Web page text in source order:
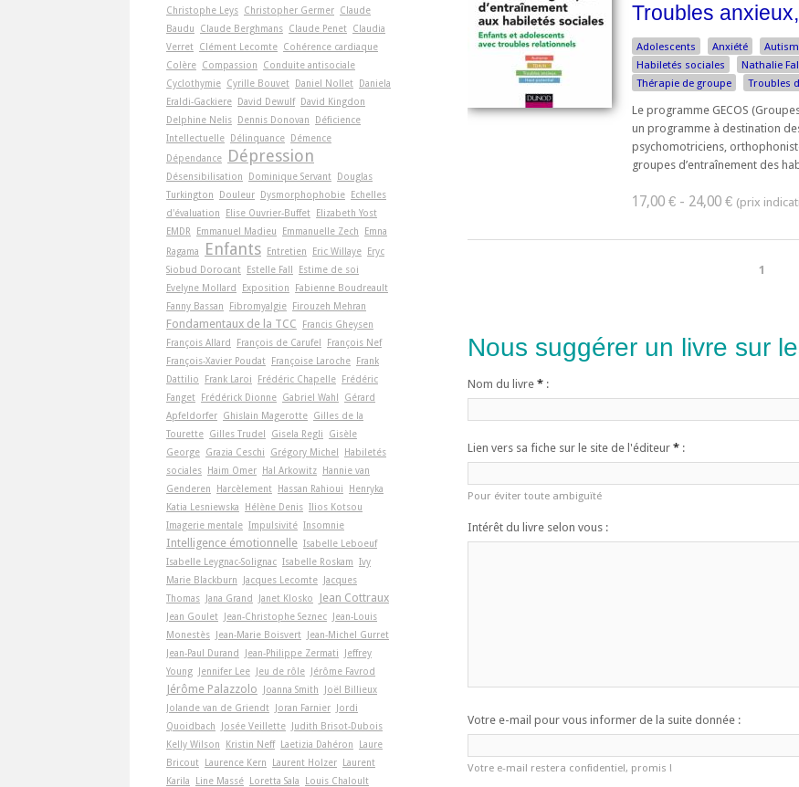
Troubles
Adolescents Anxiété
Habiletés sociales
Nathalie
Thérapie de groupe
Troubles
Le programme GECOS
un programme à destination
psychomotriciens,
groupes d’entraînement des
17,00 € - 24,00 €
1
Nous suggérer un livre sur
Nom du livre * :
Lien vers sa fiche sur le site de l'éditeur * :
Pour éviter toute ambiguïté
Intérêt du livre selon vous :
Votre e-mail pour vous informer de la suite donnée :
Votre e-mail restera confidentiel, promis !
Christophe Leys Christopher Germer Claude
Baudu
Claude Berghmans Claude Penet Claudia
Verret Clément Lecomte Cohérence cardiaque
Colère Compassion
Conduite antisociale
Cyclothymie Cyrille Bouvet Daniel Nollet Daniela
Eraldi-Gackiere David Dewulf David Kingdon
Delphine Nelis Dennis Donovan
Déficience
Intellectuelle Délinquance Démence
Dépendance
Dépression
Désensibilisation Dominique Servant Douglas
Turkington
Douleur Dysmorphophobie Echelles
d'évaluation
Elise Ouvrier-Buffet Elizabeth Yost
EMDR
Emmanuel Madieu Emmanuelle Zech
Emna
Ragama
Enfants Entretien Eric Willaye Eryc
Siobud Dorocant Estelle Fall
Estime de soi
Evelyne Mollard
Exposition
Fabienne Boudreault
Fanny Bassan
Fibromyalgie Firouzeh Mehran
Fondamentaux de la TCC
Francis Gheysen
François Allard
François de Carufel
François Nef
François-Xavier Poudat Françoise Laroche Frank
Dattilio
Frank Laroi Frédéric Chapelle Frédéric
Fanget Frédérick Dionne Gabriel Wahl
Gérard
Apfeldorfer Ghislain Magerotte Gilles de la
Tourette Gilles Trudel Gisela Regli
Gisèle
George Grazia Ceschi Grégory Michel
Habiletés
sociales Haim Omer Hal Arkowitz Hannie van
Genderen
Harcèlement Hassan Rahioui
Henryka
Katia Lesniewska
Hélène Denis Ilios Kotsou
Imagerie mentale Impulsivité Insomnie
Intelligence émotionnelle Isabelle Leboeuf
Isabelle Leygnac-Solignac Isabelle Roskam Ivy
Marie Blackburn
Jacques Lecomte Jacques
Thomas Jana Grand Janet Klosko Jean Cottraux
Jean Goulet Jean-Christophe Seznec Jean-Louis
Monestès Jean-Marie Boisvert Jean-Michel Gurret
Jean-Paul Durand
Jean-Philippe Zermati
Jeffrey
Young Jennifer Lee Jeu de rôle Jérôme Favrod
Jérôme Palazzolo Joanna Smith
Joël Billieux
Jolande van de Griendt Joran Farnier Jordi
Quoidbach
Josée Veillette Judith Brisot-Dubois
Kelly Wilson
Kristin Neff Laetizia Dahéron
Laure
Bricout Laurence Kern Laurent Holzer Laurent
Karila
Line Massé Loretta Sala
Louis Chaloult